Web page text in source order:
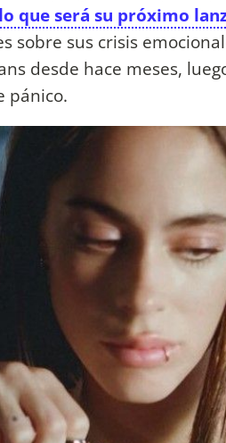
que será su próximo
sobre sus crisis
desde hace meses,
pánico.